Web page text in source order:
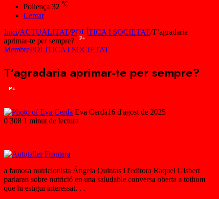
Pollença 32 ℃
Cercar
Inici/ACTUALITAT/POLÍTICA I SOCIETAT/T’agradaria
aprimar-te per sempre?
P+
MembrePOLÍTICA I SOCIETAT
T’agradaria aprimar-te per sempre?
P+
Eva Cerdà16 d'agost de 2025
0 308 1 minut de lectura
a famosa nutricionista Ángela Quintas i l'editora Raquel Gisbert
parlaran sobre nutrició en una saludable conversa oberta a tothom
que hi estigui interessat. . .